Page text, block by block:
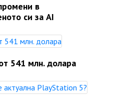
в
си за AI
541 млн. долара